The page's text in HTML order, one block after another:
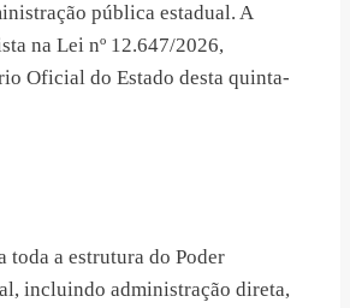
pública estadual. A
na Lei nº 12.647/2026,
Oficial do Estado desta quinta-
toda a estrutura do Poder
incluindo administração direta,